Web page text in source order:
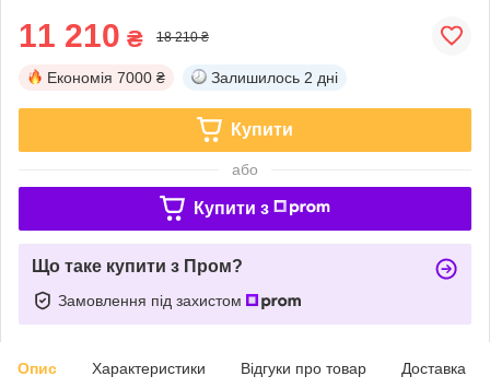
11 210 ₴ 18 210 ₴
Економія 7000 ₴ Залишилось 2 дні
Купити
або
Купити з
Що таке купити з Пром?
Замовлення під захистом
Опис Характеристики Відгуки про товар Доставка